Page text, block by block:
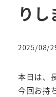
りし
投稿日
2025/08/
本日は、
今回お持